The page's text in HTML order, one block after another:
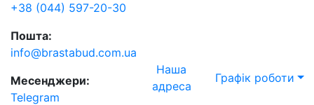
+38 (044) 597-20-30
Пошта:
info@brastabud.com.ua
Месенджери:
Telegram
Наша
адреса
Графік роботи